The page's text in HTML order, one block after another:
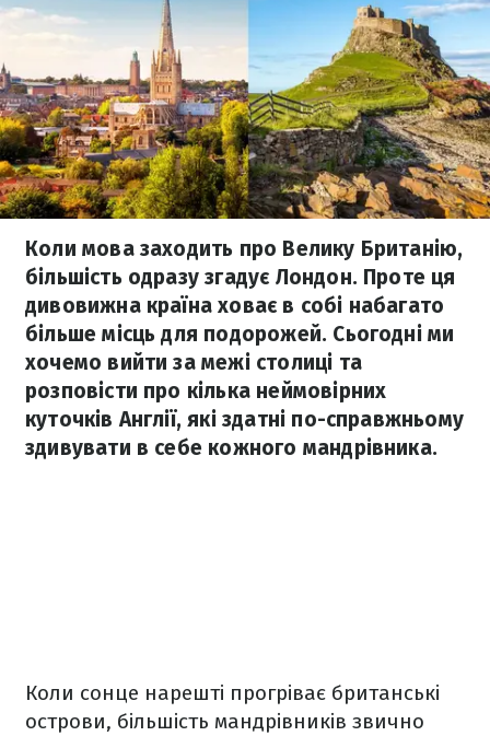
Коли мова заходить про Велику Британію,
більшість одразу згадує Лондон. Проте ця
дивовижна країна ховає в собі набагато
більше місць для подорожей. Сьогодні ми
хочемо вийти за межі столиці та
розповісти про кілька неймовірних
куточків Англії, які здатні по-справжньому
здивувати в себе кожного мандрівника.
Коли сонце нарешті прогріває британські
острови, більшість мандрівників звично